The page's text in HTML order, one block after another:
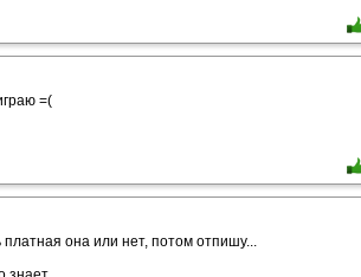
=(
она или нет, потом отпишу...